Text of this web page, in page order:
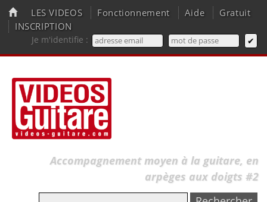
LES VIDEOS Fonctionnement Aide
Gratuit
INSCRIPTION
Je m'identifie :
Accompagnement moyen à la guitare, en
arpèges aux doigts #2